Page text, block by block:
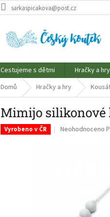
sarkaspicakova@post.cz
Cestujeme s dětmi Hračky a hry
Domů
Hračky a hry
Mimijo silikonové
Vyrobeno v ČR
Průměrné
Neohodnoceno